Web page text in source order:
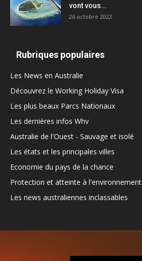
vont vous...
26 octobre 2022
Rubriques populaires
Les News en Australie
Découvrez le Working Holiday Visa
Les plus beaux Parcs Nationaux
Les dernières infos Whv
Australie de l'Ouest - Sauvage et isolé
Les états et les principales villes
Economie du pays de la chance
Protection et atteinte à l'environnement
Les news australiennes inclassables